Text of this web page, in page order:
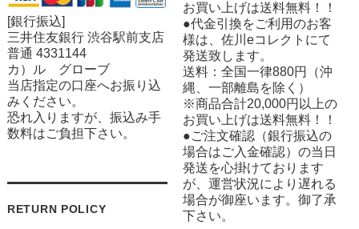
[銀行振込]
三井住友銀行 渋谷駅前支店
普通 4331144
カ）ル グローブ
当店指定の口座へお振り込
みください。
恐れ入りますが、振込み手
数料はご負担下さい。
RETURN POLICY
お買い上げは送料無料！！
●代金引換をご利用のお客
様は、佐川eコレクトにて
発送致します。
送料：全国一律880円（沖
縄、一部離島を除く）
※商品合計20,000円以上の
お買い上げは送料無料！！
●ご注文確認（銀行振込の
場合はご入金確認）の当日
発送を心掛けております
が、運営状況により遅れる
場合が御座います。御了承
下さい。